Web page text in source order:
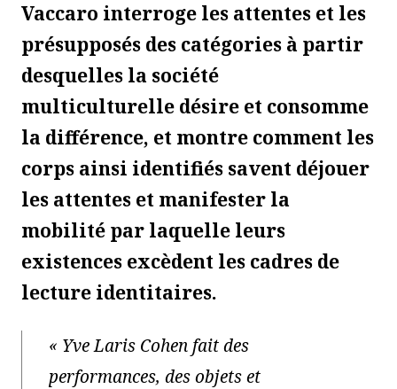
Vaccaro interroge les attentes et les
présupposés des catégories à partir
desquelles la société
multiculturelle désire et consomme
la différence, et montre comment les
corps ainsi identifiés savent déjouer
les attentes et manifester la
mobilité par laquelle leurs
existences excèdent les cadres de
lecture identitaires.
« Yve Laris Cohen fait des
performances, des objets et